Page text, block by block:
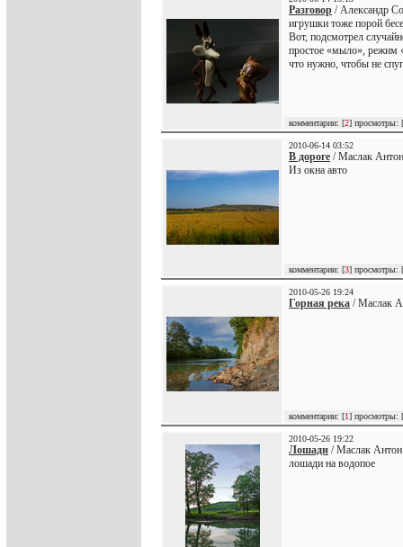
Разговор / Александр
игрушки тоже порой
Вот, подсмотрел
простое «мыло», режим
что нужно, чтобы не
комментарии: [2] просмотры: [
2010-06-14 03:52
В дороге / Маслак
Из окна авто
комментарии: [3] просмотры: [
2010-05-26 19:24
Горная река / Маслак
комментарии: [1] просмотры: [
2010-05-26 19:22
Лошади / Маслак
лошади на водопое